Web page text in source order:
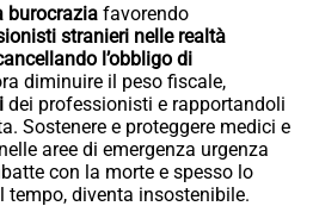
burocrazia favorendo
stranieri nelle realtà
l’obbligo di
diminuire il peso fiscale,
dei professionisti e rapportandoli
Sostenere e proteggere medici e
aree di emergenza urgenza
con la morte e spesso lo
tempo, diventa insostenibile.